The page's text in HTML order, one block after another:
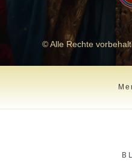
© Alle Rechte